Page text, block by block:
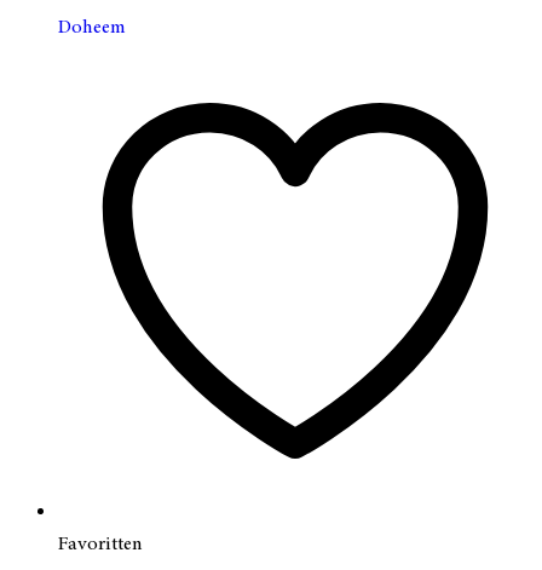
Doheem
Favoritten